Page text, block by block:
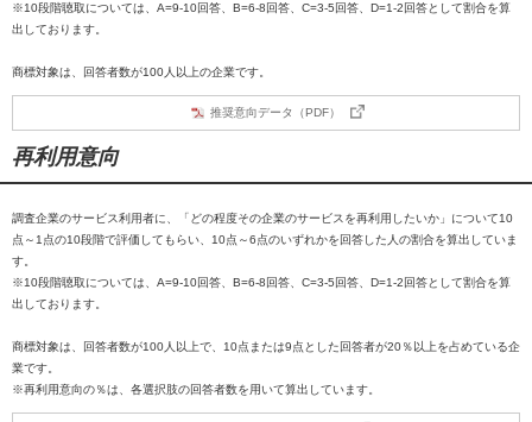
※10段階聴取については、A=9-10回答、B=6-8回答、C=3-5回答、D=1-2回答として割合を算
出しております。
商標対象は、回答者数が100人以上の企業です。
推奨意向データ（PDF）
再利用意向
調査企業のサービス利用者に、「どの程度その企業のサービスを再利用したいか」について10
点～1点の10段階で評価してもらい、10点～6点のいずれかを回答した人の割合を算出していま
す。
※10段階聴取については、A=9-10回答、B=6-8回答、C=3-5回答、D=1-2回答として割合を算
出しております。
商標対象は、回答者数が100人以上で、10点または9点とした回答者が20％以上を占めている企
業です。
※再利用意向の％は、各選択肢の回答者数を用いて算出しています。